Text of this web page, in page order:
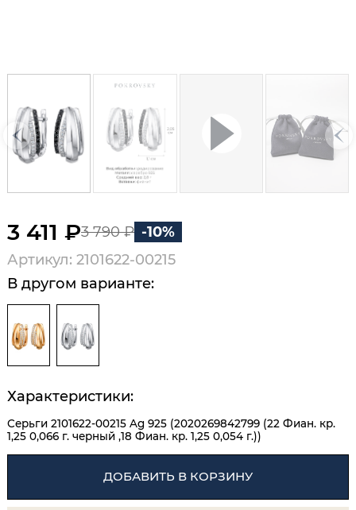
3 411 ₽3 790 ₽ -10%
Артикул: 2101622-00215
В другом варианте:
Характеристики:
Серьги 2101622-00215 Ag 925 (2020269842799 (22 Фиан. кр.
1,25 0,066 г. черный ,18 Фиан. кр. 1,25 0,054 г.))
ДОБАВИТЬ В КОРЗИНУ